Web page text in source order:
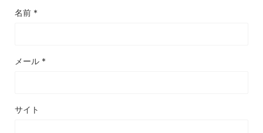
名前 *
メール *
サイト